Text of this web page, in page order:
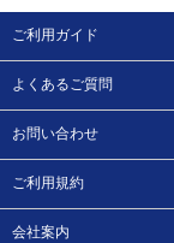
ご利用ガイド
よくあるご質問
お問い合わせ
ご利用規約
会社案内